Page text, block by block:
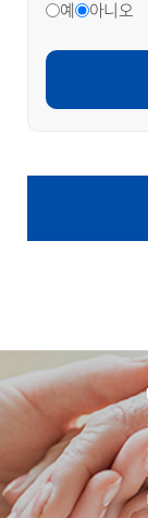
예 아니오